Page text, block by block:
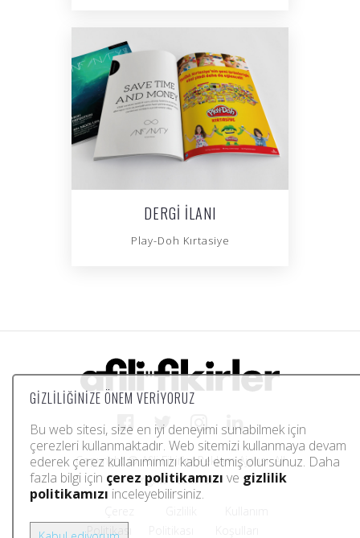
DERGI İLANI
Play-Doh Kırtasiye
Copyright © Afili Fikirler Reklam Ajansı. All
rights reserved.
Politikası
GIZLILIĞINIZE ÖNEM VERIYORUZ
Bu web sitesi, size en iyi deneyimi sunabilmek için
çerezleri kullanmaktadır. Web sitemizi kullanmaya devam
ederek çerez kullanımımızı kabul etmiş olursunuz. Daha
fazla bilgi için çerez politikamızı ve gizlilik
politikamızı inceleyebilirsiniz.